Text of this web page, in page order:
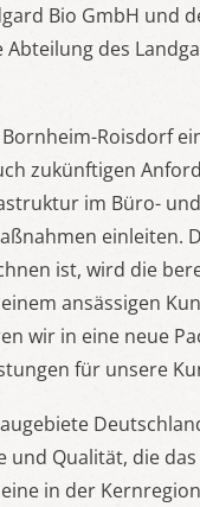
Bio GmbH und
Abteilung des
Roisdorf
zukünftigen
im Büro- und
einleiten.
ist, wird die
ansässigen
wir in eine neue
für unsere
und Qualität, die das
in der